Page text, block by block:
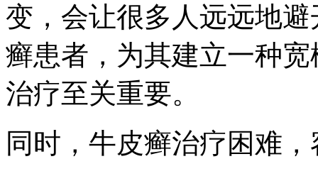
变，会让很多人远远地
癣患者，为其建立一种
治疗至关重要。
同时，牛皮癣治疗困难